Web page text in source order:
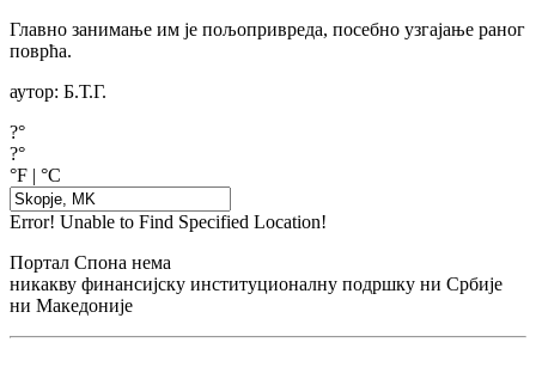
Главно занимање им је пољопривреда, посебно узгајање раног
поврћа.
аутор: Б.Т.Г.
?°
?°
°F | °C
Error! Unable to Find Specified Location!
Портал Спона нема
никакву финансијску институционалну подршку ни Србије
ни Македоније